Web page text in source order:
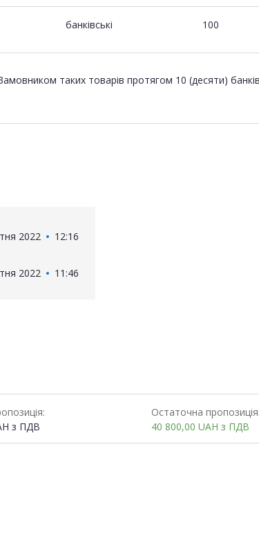
банківські 100
таких товарів протягом 10 (десяти)
2022 12:16
2022 11:46
з ПДВ
Остаточна пропозиція:
40 800,00UAHз ПДВ